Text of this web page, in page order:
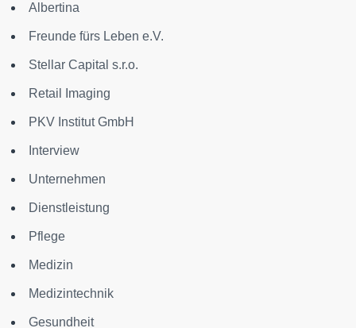
Albertina
Freunde fürs Leben e.V.
Stellar Capital s.r.o.
Retail Imaging
PKV Institut GmbH
Interview
Unternehmen
Dienstleistung
Pflege
Medizin
Medizintechnik
Gesundheit